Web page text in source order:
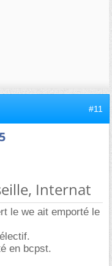
#11
Internat
le we ait emporté le
en bcpst.